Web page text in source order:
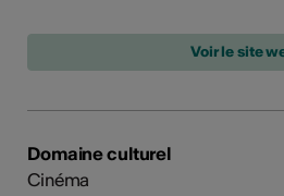
Domaine culturel
Cinéma